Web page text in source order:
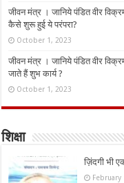
जीवन मंत्र । जानिये पंडित वीर
कैसे शुरू हुई ये परंपरा?
October 1, 2023
जीवन मंत्र । जानिये पंडित वीर
जाते हैं शुभ कार्य ?
October 1, 2023
शिक्षा
ज़िंदगी भी
February